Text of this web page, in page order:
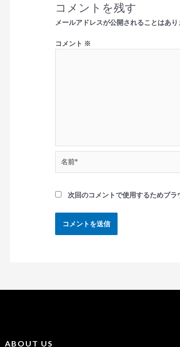
コメントを残す
メールアドレスが公開されることはあり
コメント ※
次回のコメントで使用するためブラ
ABOUT US